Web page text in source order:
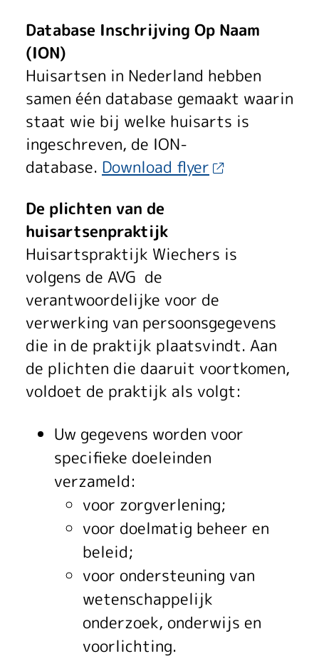
Database Inschrijving Op Naam
(ION)
Huisartsen in Nederland hebben
samen één database gemaakt waarin
staat wie bij welke huisarts is
ingeschreven, de ION-
database. Download flyer
De plichten van de
huisartsenpraktijk
Huisartspraktijk Wiechers is
volgens de AVG de
verantwoordelijke voor de
verwerking van persoonsgegevens
die in de praktijk plaatsvindt. Aan
de plichten die daaruit voortkomen,
voldoet de praktijk als volgt:
Uw gegevens worden voor
specifieke doeleinden
verzameld:
voor zorgverlening;
voor doelmatig beheer en
beleid;
voor ondersteuning van
wetenschappelijk
onderzoek, onderwijs en
voorlichting.